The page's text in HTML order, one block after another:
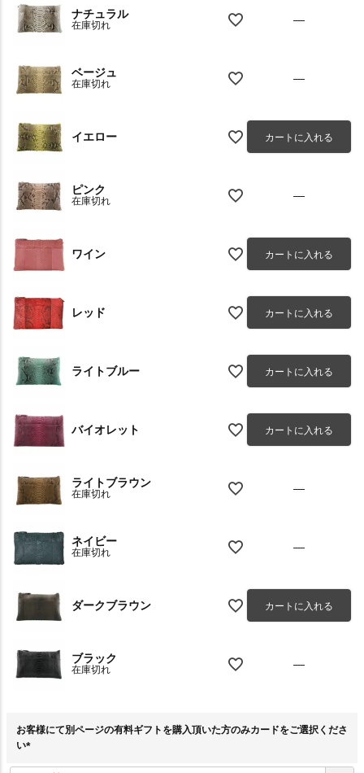
ナチュラル
在庫切れ —
ベージュ
在庫切れ —
イエロー カートに入れる
ピンク
在庫切れ —
ワイン カートに入れる
レッド カートに入れる
ライトブルー カートに入れる
バイオレット カートに入れる
ライトブラウン
在庫切れ —
ネイビー
在庫切れ —
ダークブラウン カートに入れる
ブラック
在庫切れ —
お客様にて別ページの有料ギフトを購入頂いた方のみカードをご選択くださ
い